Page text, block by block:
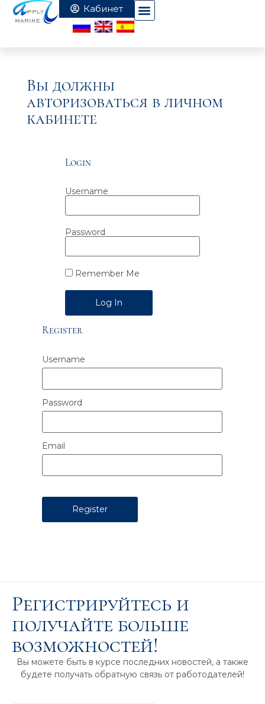
Вы должны
авторизоваться в личном
кабинете
Login
Username
Password
Remember Me
Alternative:
Register
Username
Password
Email
Регистрируйтесь и
получайте больше
возможностей!
Вы можете быть в курсе последних новостей, а также
будете получать обратную связь от работодателей!